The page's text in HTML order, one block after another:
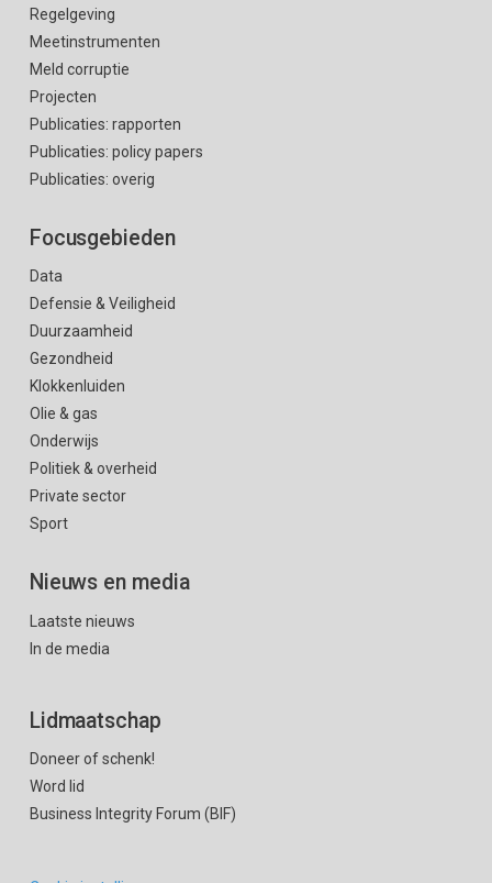
Regelgeving
Meetinstrumenten
Meld corruptie
Projecten
Publicaties: rapporten
Publicaties: policy papers
Publicaties: overig
Focusgebieden
Data
Defensie & Veiligheid
Duurzaamheid
Gezondheid
Klokkenluiden
Olie & gas
Onderwijs
Politiek & overheid
Private sector
Sport
Nieuws en media
Laatste nieuws
In de media
Lidmaatschap
Doneer of schenk!
Word lid
Business Integrity Forum (BIF)